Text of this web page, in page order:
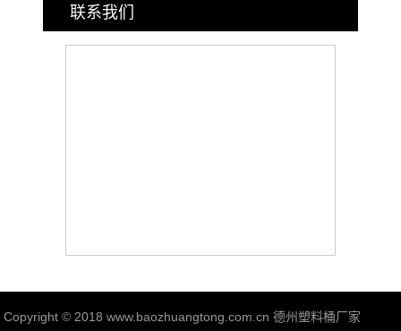
联系我们
Copyright © 2018 www.baozhuangtong.com.cn德州塑料桶厂家